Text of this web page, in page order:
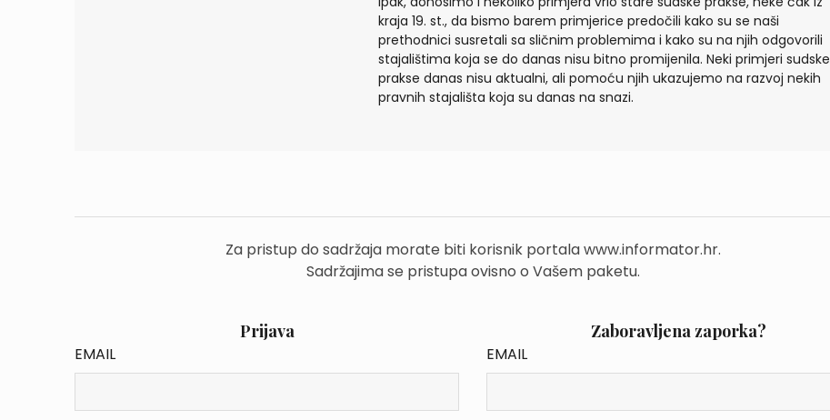
kraja 19. st., da bismo barem primjerice predočili kako su se naši
prethodnici susretali sa sličnim problemima i kako su na njih odgovorili
stajalištima koja se do danas nisu bitno promijenila. Neki primjeri sudske
prakse danas nisu aktualni, ali pomoću njih ukazujemo na razvoj nekih
pravnih stajališta koja su danas na snazi.
Za pristup do sadržaja morate biti korisnik portala www.informator.hr.
Sadržajima se pristupa ovisno o Vašem paketu.
Prijava
EMAIL
Zaboravljena zaporka?
EMAIL